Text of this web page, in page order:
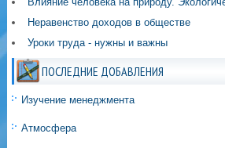
Неравенство доходов в обществе
Уроки труда - нужны и важны
ПОСЛЕДНИЕ ДОБАВЛЕНИЯ
Изучение менеджмента
Атмосфера